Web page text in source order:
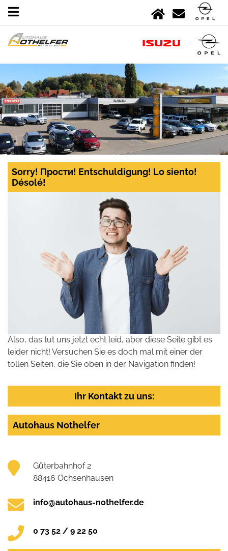
Sorry! Прости! Entschuldigung! Lo siento!
Désolé!
Also, das tut uns jetzt echt leid, aber diese Seite gibt es
leider nicht! Versuchen Sie es doch mal mit einer der
tollen Seiten, die Sie oben in der Navigation finden!
Ihr Kontakt zu uns:
Autohaus Nothelfer
Güterbahnhof 2
88416 Ochsenhausen
info@autohaus-nothelfer.de
0 73 52 / 9 22 50